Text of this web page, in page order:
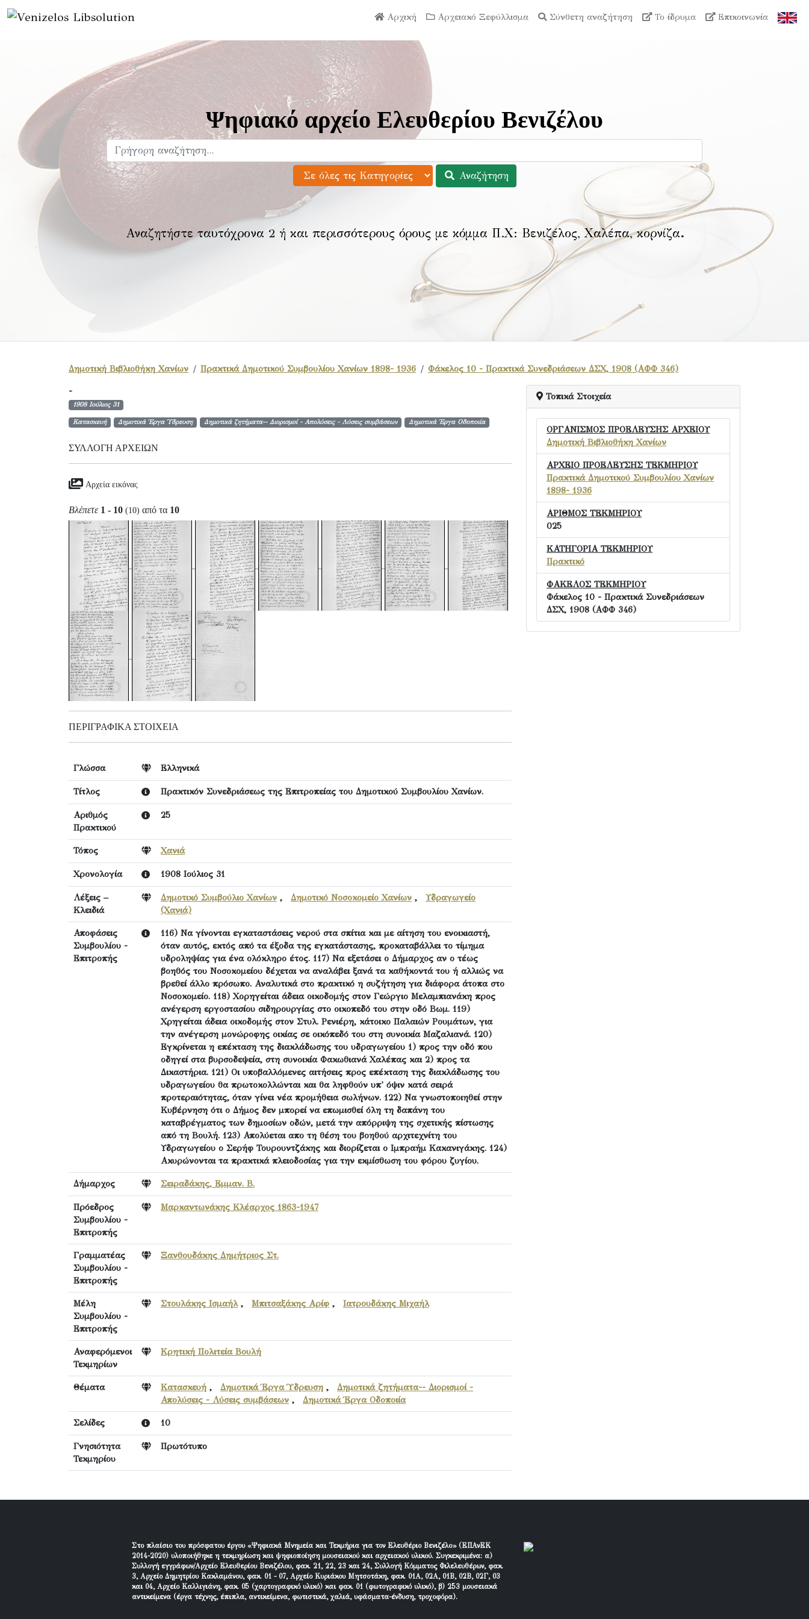
Αρχική Αρχειακό Ξεφύλλισμα Σύνθετη αναζήτηση Το ίδρυμα Επικοινωνία
Ψηφιακό αρχείο Ελευθερίου Βενιζέλου
Αναζήτηση
Αναζητήστε ταυτόχρονα 2 ή και περισσότερους όρους με κόμμα Π.Χ: Βενιζέλος, Χαλέπα, κορνίζα.
Δημοτική Βιβλιοθήκη Χανίων Πρακτικά Δημοτικού Συμβουλίου Χανίων 1898- 1936 Φάκελος 10 - Πρακτικά Συνεδριάσεων ΔΣΧ, 1908 (ΑΦΦ 346)
-
1908 Ιούλιος 31
Κατασκευή Δημοτικά Έργα Ύδρευση Δημοτικά ζητήματα-- Διορισμοί - Απολύσεις - Λύσεις συμβάσεων Δημοτικά Έργα Οδοποιία
ΣΥΛΛΟΓΉ ΑΡΧΕΊΩΝ
Αρχεία εικόνας
Βλέπετε 1 - 10 (10) από τα 10
ΠΕΡΙΓΡΑΦΙΚΆ ΣΤΟΙΧΕΊΑ
Γλώσσα Ελληνικά
Τίτλος Πρακτικόν Συνεδριάσεως της Επιτροπείας του Δημοτικού Συμβουλίου Χανίων.
Αριθμός
Πρακτικού
25
Τόπος Χανιά
Χρονολογία 1908 Ιούλιος 31
Λέξεις –
Κλειδιά
Δημοτικό Συμβούλιο Χανίων , Δημοτικό Νοσοκομείο Χανίων , Υδραγωγείο
(Χανιά)
Αποφάσεις
Συμβουλίου -
Επιτροπής
116) Να γίνονται εγκαταστάσεις νερού στα σπίτια και με αίτηση του ενοικιαστή,
όταν αυτός, εκτός από τα έξοδα της εγκατάστασης, προκαταβάλλει το τίμημα
υδροληψίας για ένα ολόκληρο έτος. 117) Να εξετάσει ο Δήμαρχος αν ο τέως
βοηθός του Νοσοκομείου δέχεται να αναλάβει ξανά τα καθήκοντά του ή αλλιώς να
βρεθεί άλλο πρόσωπο. Αναλυτικά στο πρακτικό η συζήτηση για διάφορα άτοπα στο
Νοσοκομείο. 118) Χορηγείται άδεια οικοδομής στον Γεώργιο Μελαμπιανάκη προς
ανέγερση εργοστασίου σιδηρουργίας στο οικοπεδό του στην οδό Βωμ. 119)
Χρηγείται άδεια οικοδομής στον Στυλ. Ρενιέρη, κάτοικο Παλαιών Ρουμάτων, για
την ανέγερση μονώροφης οικίας σε οικόπεδό του στη συνοικία Μαζαλιανά. 120)
Εγκρίνεται η επέκταση της διακλάδωσης του υδραγωγείου 1) προς την οδό που
οδηγεί στα βυρσοδεψεία, στη συνοικία Φακωθιανά Χαλέπας και 2) προς τα
Δικαστήρια. 121) Οι υποβαλλόμενες αιτήσεις προς επέκταση της διακλάδωσης του
υδραγωγείου θα πρωτοκολλώνται και θα ληφθούν υπ' όψιν κατά σειρά
προτεραιότητας, όταν γίνει νέα προμήθεια σωλήνων. 122) Να γνωστοποιηθεί στην
Κυβέρνηση ότι ο Δήμος δεν μπορεί να επωμισθεί όλη τη δαπάνη του
καταβρέγματος των δημοσίων οδών, μετά την απόρριψη της σχετικής πίστωσης
από τη Βουλή. 123) Απολύεται απο τη θέση του βοηθού αρχιτεχνίτη του
Υδραγωγείου ο Σερήφ Τουρουντζάκης και διορίζεται ο Ιμπραήμ Κακανιγάκης. 124)
Ακυρώνονται τα πρακτικά πλειοδοσίας για την εκμίσθωση του φόρου ζυγίου.
Δήμαρχος Σειραδάκης, Εμμαν. Β.
Πρόεδρος
Συμβουλίου -
Επιτροπής
Μαρκαντωνάκης Κλέαρχος 1863-1947
Γραμματέας
Συμβουλίου -
Επιτροπής
Ξανθουδάκης Δημήτριος Στ.
Μέλη
Συμβουλίου -
Επιτροπής
Στουλάκης Ισμαήλ, Μπιτσαξάκης Αρίφ , Ιατρουδάκης Μιχαήλ
Αναφερόμενοι
Τεκμηρίων
Κρητική Πολιτεία Βουλή
Θέματα Κατασκευή , Δημοτικά Έργα Ύδρευση , Δημοτικά ζητήματα-- Διορισμοί -
Απολύσεις - Λύσεις συμβάσεων , Δημοτικά Έργα Οδοποιία
Σελίδες 10
Γνησιότητα
Τεκμηρίου
Πρωτότυπο
Τοπικά Στοιχεία
ΟΡΓΑΝΙΣΜΟΣ ΠΡΟΕΛΕΥΣΗΣ ΑΡΧΕΙΟΥ
Δημοτική Βιβλιοθήκη Χανίων
ΑΡΧΕΙΟ ΠΡΟΕΛΕΥΣΗΣ ΤΕΚΜΗΡΙΟΥ
Πρακτικά Δημοτικού Συμβουλίου Χανίων
1898- 1936
ΑΡΙΘΜΟΣ ΤΕΚΜΗΡΙΟΥ
025
ΚΑΤΗΓΟΡΙΑ ΤΕΚΜΗΡΙΟΥ
Πρακτικό
ΦΑΚΕΛΟΣ ΤΕΚΜΗΡΙΟΥ
Φάκελος 10 - Πρακτικά Συνεδριάσεων
ΔΣΧ, 1908 (ΑΦΦ 346)
Στο πλαίσιο του πρόσφατου έργου «Ψηφιακά Μνημεία και Τεκμήρια για τον Ελευθέριο Βενιζέλο» (ΕΠΑνΕΚ
2014-2020) υλοποιήθηκε η τεκμηρίωση και ψηφιοποίηση μουσειακού και αρχειακού υλικού. Συγκεκριμένα: α)
Συλλογή εγγράφων/Αρχείο Ελευθερίου Βενιζέλου, φακ. 21, 22, 23 και 24, Συλλογή Κόμματος Φιλελευθέρων, φακ.
3, Αρχείο Δημητρίου Κακλαμάνου, φακ. 01 - 07, Αρχείο Κυριάκου Μητσοτάκη, φακ. 01Α, 02Α, 01Β, 02Β, 02Γ, 03
και 04, Αρχείο Καλλιγιάνη, φακ. 05 (χαρτογραφικό υλικό) και φακ. 01 (φωτογραφικό υλικό), β) 253 μουσειακά
αντικείμενα (έργα τέχνης, έπιπλα, αντικείμενα, φωτιστικά, χαλιά, υφάσματα-ένδυση, τροχοφόρα).